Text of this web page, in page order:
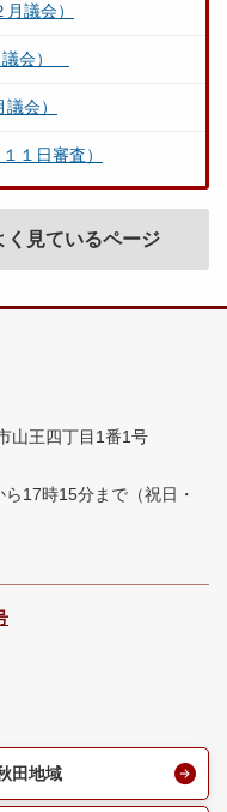
議会）
議会）
会）
１日審査）
く見ているページ
山王四丁目1番1号
ら17時15分まで （祝日・
田地域